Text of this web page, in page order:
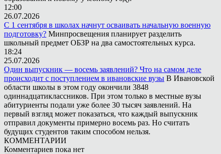
12:00
26.07.2026
С 1 сентября в школах начнут осваивать начальную военную
подготовку? Минпросвещения планирует разделить
школьный предмет ОБЗР на два самостоятельных курса.
18:24
25.07.2026
Один выпускник — восемь заявлений? Что на самом деле
происходит с поступлением в ивановские вузы В Ивановской
области школы в этом году окончили 3848
одиннадцатиклассников. При этом только в местные вузы
абитуриенты подали уже более 30 тысяч заявлений. На
первый взгляд может показаться, что каждый выпускник
отправил документы примерно восемь раз. Но считать
будущих студентов таким способом нельзя.
КОММЕНТАРИИ
Комментариев пока нет